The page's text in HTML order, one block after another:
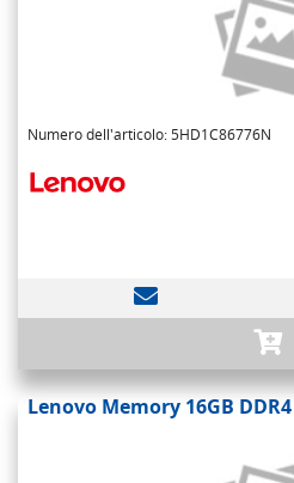
Numero dell'articolo: 5HD1C86776N
Lenovo Memory 16GB